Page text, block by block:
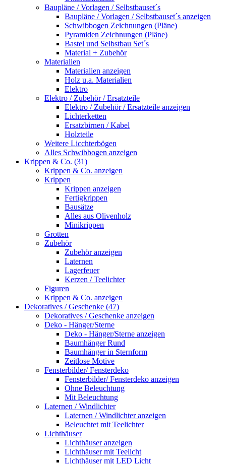
Baupläne / Vorlagen / Selbstbauset´s
Baupläne / Vorlagen / Selbstbauset´s anzeigen
Schwibbogen Zeichnungen (Pläne)
Pyramiden Zeichnungen (Pläne)
Bastel und Selbstbau Set´s
Material + Zubehör
Materialien
Materialien anzeigen
Holz u.a. Materialien
Elektro
Elektro / Zubehör / Ersatzteile
Elektro / Zubehör / Ersatzteile anzeigen
Lichterketten
Ersatzbirnen / Kabel
Holzteile
Weitere Licchterbögen
Alles Schwibbogen anzeigen
Krippen & Co. (31)
Krippen & Co. anzeigen
Krippen
Krippen anzeigen
Fertigkrippen
Bausätze
Alles aus Olivenholz
Minikrippen
Grotten
Zubehör
Zubehör anzeigen
Laternen
Lagerfeuer
Kerzen / Teelichter
Figuren
Krippen & Co. anzeigen
Dekoratives / Geschenke (47)
Dekoratives / Geschenke anzeigen
Deko - Hänger/Sterne
Deko - Hänger/Sterne anzeigen
Baumhänger Rund
Baumhänger in Sternform
Zeitlose Motive
Fensterbilder/ Fensterdeko
Fensterbilder/ Fensterdeko anzeigen
Ohne Beleuchtung
Mit Beleuchtung
Laternen / Windlichter
Laternen / Windlichter anzeigen
Beleuchtet mit Teelichter
Lichthäuser
Lichthäuser anzeigen
Lichthäuser mit Teelicht
Lichthäuser mit LED Licht